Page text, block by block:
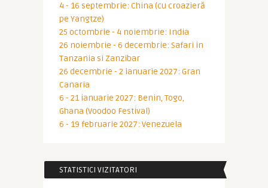
4 - 16 septembrie: China (cu croazieră
pe Yangtze)
25 octombrie - 4 noiembrie: India
26 noiembrie - 6 decembrie: Safari in
Tanzania si Zanzibar
26 decembrie - 2 ianuarie 2027: Gran
Canaria
6 - 21 ianuarie 2027: Benin, Togo,
Ghana (Voodoo Festival)
6 - 19 februarie 2027: Venezuela
STATISTICI VIZITATORI